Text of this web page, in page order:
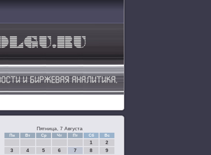
Пятница, 7 Августа
Пн Вт Ср Чт Пт Сб Вс
1
2
3
4 5 6 7 8
9